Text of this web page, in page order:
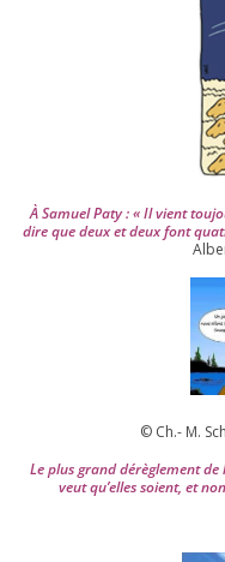
À Samuel Paty : « Il vient
dire que deux et deux font
© Ch.- M.
Le plus grand dérè­gle­ment de
veut qu’elles soient, et